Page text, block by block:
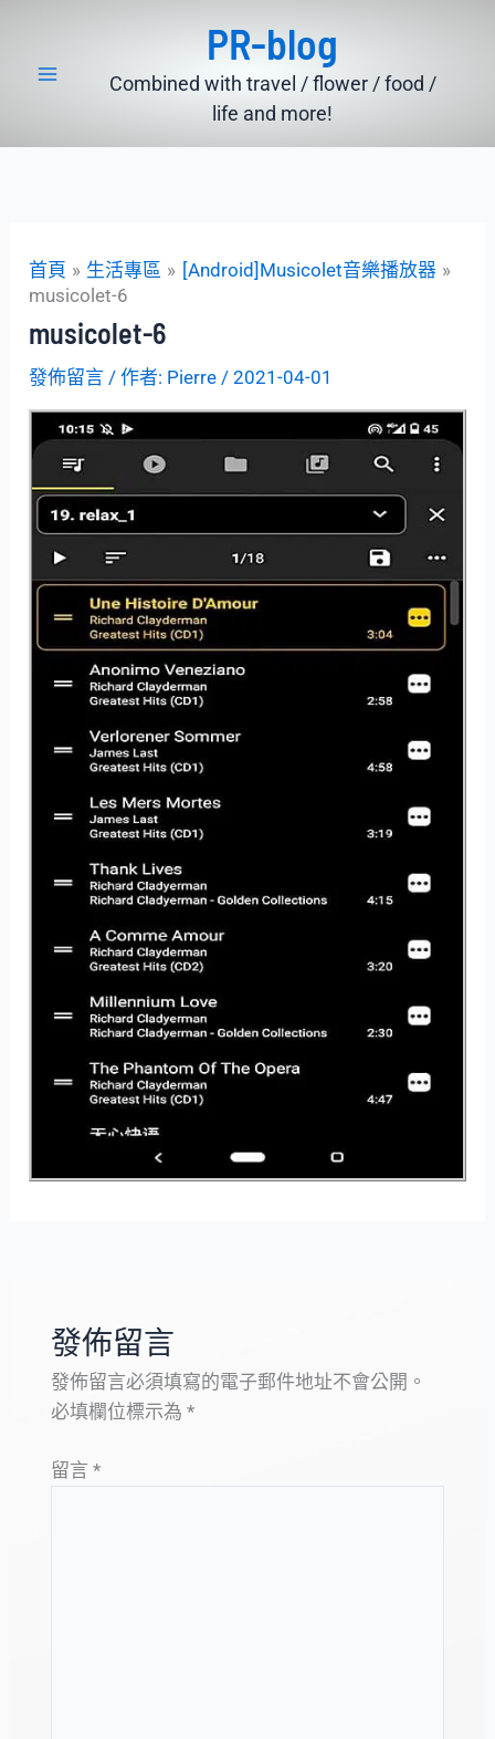
PR-blog
Combined with travel / flower / food /
life and more!
首頁 生活專區
[Android]Musicolet音樂播放器
musicolet-6
musicolet-6
發佈留言 / 作者: Pierre /2021-04-01
發佈留言
發佈留言必須填寫的電子郵件地址不會公開。
必填欄位標示為 *
留言 *